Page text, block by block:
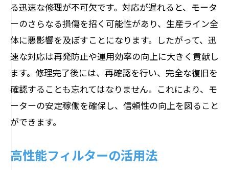
る迅速な修理が不可欠です。対応が遅れると、モータ
ーのさらなる損傷を招く可能性があり、生産ライン全
体に悪影響を及ぼすことになります。したがって、迅
速な対応は再発防止や運用効率の向上に大きく貢献し
ます。修理完了後には、再確認を行い、完全な復旧を
確認することも忘れてはなりません。これにより、モ
ーターの安定稼働を確保し、信頼性の向上を図ること
ができます。
高性能フィルターの活用法